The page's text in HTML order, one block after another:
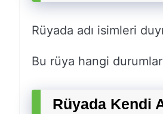
Rüyada adı isimleri
Bu rüya hangi
Rüyada Kendi